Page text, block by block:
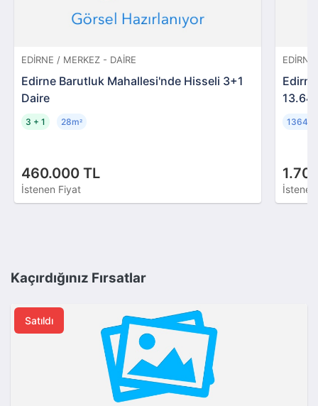
EDIRNE / MERKEZ - DAIRE
Edirne Barutluk Mahallesi'nde Hisseli 3+1
Daire
460.000 TL
İstenen Fiyat
3 + 1 28m²
Kaçırdığınız Fırsatlar
Satıldı